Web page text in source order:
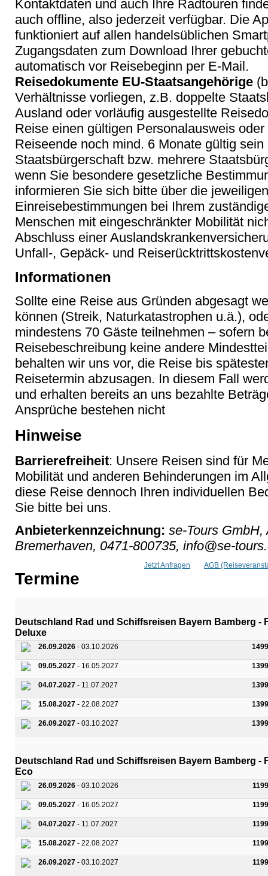
Kontaktdaten und auch Ihre Radtouren
auch offline, also jederzeit verfügbar. Die
funktioniert auf allen handelsüblichen
Zugangsdaten zum Download Ihrer
automatisch vor Reisebeginn per E-Mail.
Reisedokumente EU-Staatsangehörige
Verhältnisse vorliegen, z.B. doppelte
Ausland oder vorläufig ausgestellte
Reise einen gültigen Personalausweis
Reiseende noch mind. 6 Monate gültig
Staatsbürgerschaft bzw. mehrere
wenn Sie besondere gesetzliche
informieren Sie sich bitte über die
Einreisebestimmungen bei Ihrem
Menschen mit eingeschränkter Mobilität
Abschluss einer
Unfall-, Gepäck- und
Informationen
Sollte eine Reise aus Gründen abgesagt
können (Streik, Naturkatastrophen u.ä.),
mindestens 70 Gäste teilnehmen – sofern
Reisebeschreibung keine andere
behalten wir uns vor, die Reise bis
Reisetermin abzusagen. In diesem Fall
und erhalten bereits an uns bezahlte
Ansprüche bestehen nicht
Hinweise
Barrierefreiheit: Unsere Reisen sind für
Mobilität und anderen Behinderungen im
diese Reise dennoch Ihren individuellen
Sie bitte bei uns.
Anbieterkennzeichnung: se-Tours
Bremerhaven, 0471-800735, info@se-
Jetzt Anfragen AGB
Termine
Deutschland Rad und Schiffsreisen Bayern Bamberg -
Deluxe
26.09.2026 - 03.10.2026
09.05.2027 - 16.05.2027
04.07.2027 - 11.07.2027
15.08.2027 - 22.08.2027
26.09.2027 - 03.10.2027
Deutschland Rad und Schiffsreisen Bayern Bamberg -
Eco
26.09.2026 - 03.10.2026
09.05.2027 - 16.05.2027
04.07.2027 - 11.07.2027
15.08.2027 - 22.08.2027
26.09.2027 - 03.10.2027